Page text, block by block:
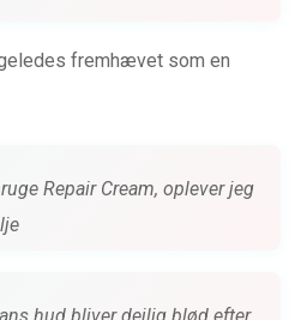
fremhævet som en
Repair Cream, oplever jeg